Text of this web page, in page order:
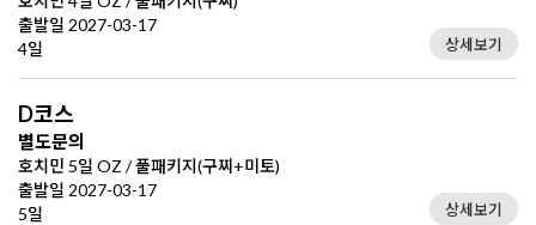
출발일 2027-03-17
4일
상세보기
D코스
별도문의
호치민 5일 OZ / 풀패키지(구찌+미토)
출발일 2027-03-17
5일
상세보기